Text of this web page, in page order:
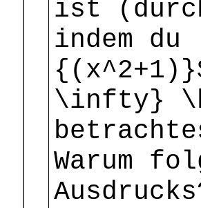
ist
indem
\infty}
Warum